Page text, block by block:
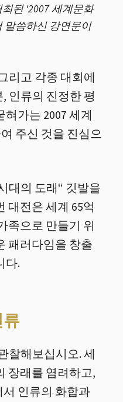
된 ‘2007 세계문화
말씀하신 강연문이
리고 각종 대회에
인류의 진정한 평
가는 2007 세계
주신 것을 진심으
대의 도래“ 깃발을
대전은 세계 65억
족으로 만들기 위
패러다임을 창출
다.
찰해보십시오. 세
장래를 염려하고,
인류의 화합과